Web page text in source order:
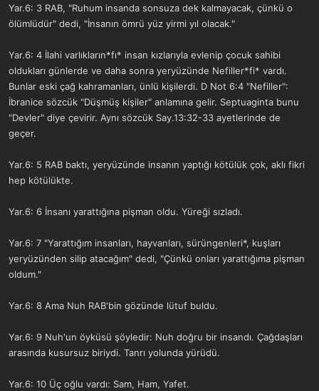
Yar.6: 3 RAB, "Ruhum insanda sonsuza dek kalmayacak, çünkü o
ölümlüdür" dedi, "İnsanın ömrü yüz yirmi yıl olacak."
Yar.6: 4 İlahi varlıkların*fı* insan kızlarıyla evlenip çocuk sahibi
oldukları günlerde ve daha sonra yeryüzünde Nefiller*fi* vardı.
Bunlar eski çağ kahramanları, ünlü kişilerdi. D Not 6:4 "Nefiller":
İbranice sözcük "Düşmüş kişiler" anlamına gelir. Septuaginta bunu
"Devler" diye çevirir. Aynı sözcük Say.13:32-33 ayetlerinde de
geçer.
Yar.6: 5 RAB baktı, yeryüzünde insanın yaptığı kötülük çok, aklı fikri
hep kötülükte.
Yar.6: 6 İnsanı yarattığına pişman oldu. Yüreği sızladı.
Yar.6: 7 "Yarattığım insanları, hayvanları, sürüngenleri*, kuşları
yeryüzünden silip atacağım" dedi, "Çünkü onları yarattığıma pişman
oldum."
Yar.6: 8 Ama Nuh RAB'bin gözünde lütuf buldu.
Yar.6: 9 Nuh'un öyküsü şöyledir: Nuh doğru bir insandı. Çağdaşları
arasında kusursuz biriydi. Tanrı yolunda yürüdü.
Yar.6: 10 Üç oğlu vardı: Sam, Ham, Yafet.